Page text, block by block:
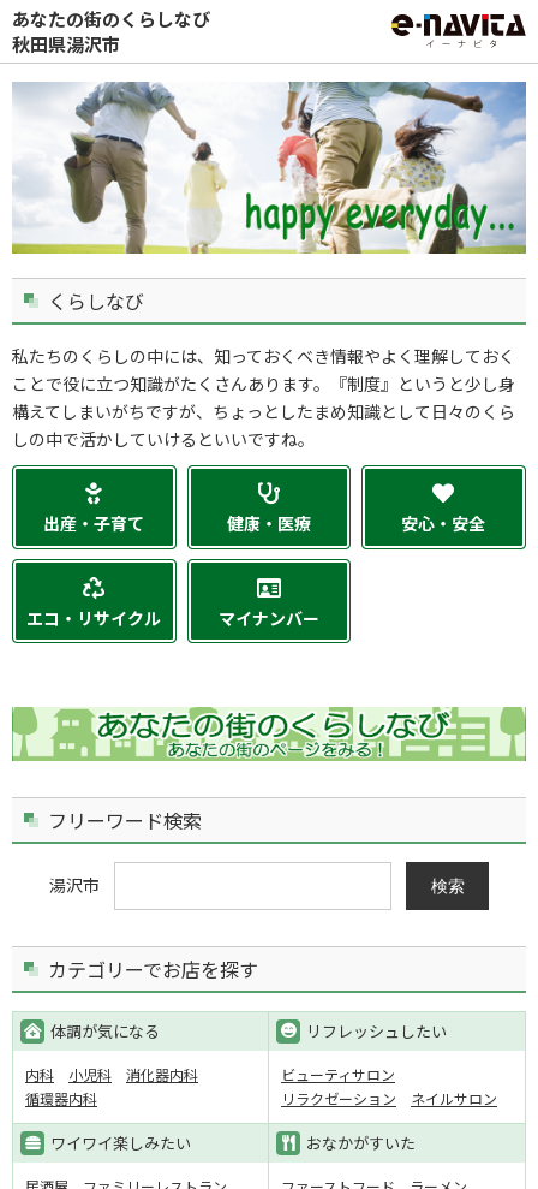
あなたの街のくらしなび
秋田県湯沢市
くらしなび
私たちのくらしの中には、知っておくべき情報やよく理解しておく
ことで役に立つ知識がたくさんあります。『制度』というと少し身
構えてしまいがちですが、ちょっとしたまめ知識として日々のくら
しの中で活かしていけるといいですね。
出産・子育て 健康・医療 安心・安全
エコ・リサイクル マイナンバー
フリーワード検索
湯沢市 検索
カテゴリーでお店を探す
体調が気になる
内科 小児科
消化器内科
循環器内科
リフレッシュしたい
ビューティサロン
リラクゼーション
ネイルサロン
ワイワイ楽しみたい おなかがすいた